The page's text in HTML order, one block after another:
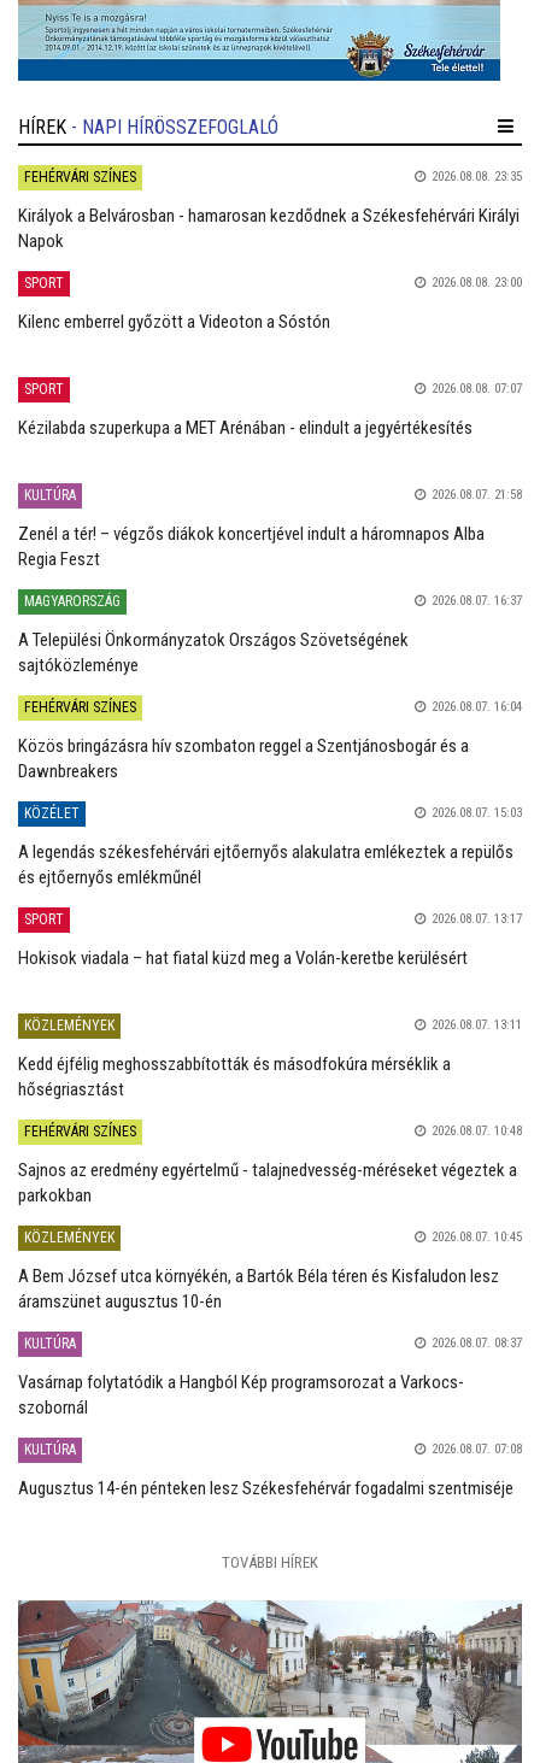
HÍREK - NAPI HÍRÖSSZEFOGLALÓ
FEHÉRVÁRI SZÍNES 2026.08.08. 23:35
Királyok a Belvárosban - hamarosan kezdődnek a Székesfehérvári Királyi
Napok
SPORT 2026.08.08. 23:00
Kilenc emberrel győzött a Videoton a Sóstón
SPORT 2026.08.08. 07:07
Kézilabda szuperkupa a MET Arénában - elindult a jegyértékesítés
KULTÚRA 2026.08.07. 21:58
Zenél a tér! – végzős diákok koncertjével indult a háromnapos Alba
Regia Feszt
MAGYARORSZÁG 2026.08.07. 16:37
A Települési Önkormányzatok Országos Szövetségének
sajtóközleménye
FEHÉRVÁRI SZÍNES 2026.08.07. 16:04
Közös bringázásra hív szombaton reggel a Szentjánosbogár és a
Dawnbreakers
KÖZÉLET 2026.08.07. 15:03
A legendás székesfehérvári ejtőernyős alakulatra emlékeztek a repülős
és ejtőernyős emlékműnél
SPORT 2026.08.07. 13:17
Hokisok viadala – hat fiatal küzd meg a Volán-keretbe kerülésért
KÖZLEMÉNYEK 2026.08.07. 13:11
Kedd éjfélig meghosszabbították és másodfokúra mérséklik a
hőségriasztást
FEHÉRVÁRI SZÍNES 2026.08.07. 10:48
Sajnos az eredmény egyértelmű - talajnedvesség-méréseket végeztek a
parkokban
KÖZLEMÉNYEK 2026.08.07. 10:45
A Bem József utca környékén, a Bartók Béla téren és Kisfaludon lesz
áramszünet augusztus 10-én
KULTÚRA 2026.08.07. 08:37
Vasárnap folytatódik a Hangból Kép programsorozat a Varkocs-
szobornál
KULTÚRA 2026.08.07. 07:08
Augusztus 14-én pénteken lesz Székesfehérvár fogadalmi szentmiséje
TOVÁBBI HÍREK